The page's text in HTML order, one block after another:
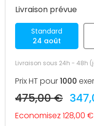
Livraison prévue
Standard
24 août
Livraison sous 24h - 48h
Prix HT pour1000
475,00 €
Economisez 128,00 €